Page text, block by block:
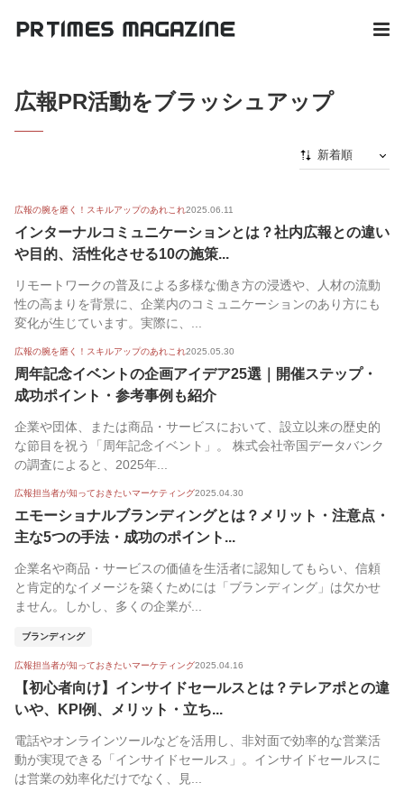
広報PR活動をブラッシュアップ
新着順
人気順
広報の腕を磨く！スキルアップのあれこれ2025.06.11
インターナルコミュニケーションとは？社内広報との違い
や目的、活性化させる10の施策...
リモートワークの普及による多様な働き方の浸透や、人材の流動
性の高まりを背景に、企業内のコミュニケーションのあり方にも
変化が生じています。実際に、...
広報の腕を磨く！スキルアップのあれこれ2025.05.30
周年記念イベントの企画アイデア25選｜開催ステップ・
成功ポイント・参考事例も紹介
企業や団体、または商品・サービスにおいて、設立以来の歴史的
な節目を祝う「周年記念イベント」。 株式会社帝国データバンク
の調査によると、2025年...
広報担当者が知っておきたいマーケティング2025.04.30
エモーショナルブランディングとは？メリット・注意点・
主な5つの手法・成功のポイント...
企業名や商品・サービスの価値を生活者に認知してもらい、信頼
と肯定的なイメージを築くためには「ブランディング」は欠かせ
ません。しかし、多くの企業が...
ブランディング
広報担当者が知っておきたいマーケティング2025.04.16
【初心者向け】インサイドセールスとは？テレアポとの違
いや、KPI例、メリット・立ち...
電話やオンラインツールなどを活用し、非対面で効率的な営業活
動が実現できる「インサイドセールス」。インサイドセールスに
は営業の効率化だけでなく、見...